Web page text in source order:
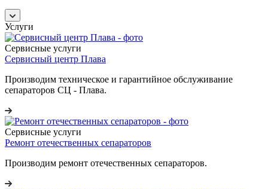
Услуги
Сервисные услуги
Сервисный центр Плава
Производим техническое и гарантийное обслуживание
сепараторов СЦ - Плава.
Сервисные услуги
Ремонт отечественных сепараторов
Производим ремонт отечественных сепараторов.